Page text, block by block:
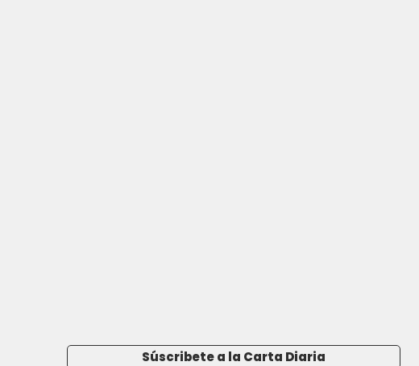
Súscribete a la Carta Diaria